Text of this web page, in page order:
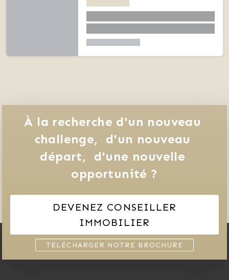
À la recherche d'un nouveau
challenge,
d'un nouveau
départ,
d'une nouvelle
opportunité ?
DEVENEZ CONSEILLER
IMMOBILIER
TÉLÉCHARGER NOTRE BROCHURE